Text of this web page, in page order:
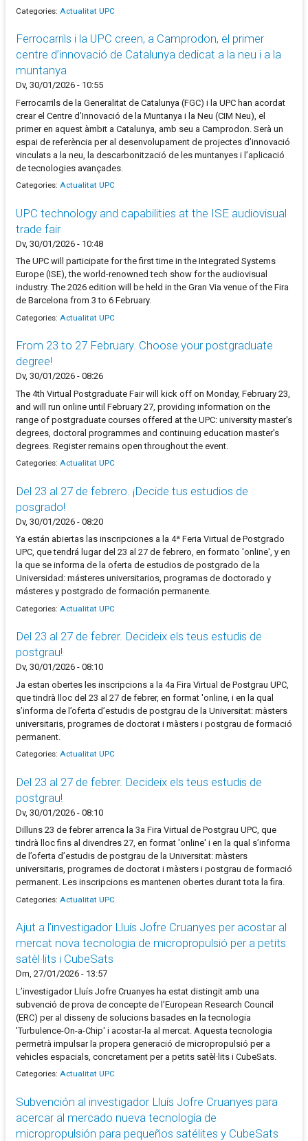
Categories: Actualitat UPC
Ferrocarrils i la UPC creen, a Camprodon, el primer
centre d’innovació de Catalunya dedicat a la neu i a la
muntanya
Dv, 30/01/2026 - 10:55
Ferrocarrils de la Generalitat de Catalunya (FGC) i la UPC han acordat
crear el Centre d’Innovació de la Muntanya i la Neu (CIM Neu), el
primer en aquest àmbit a Catalunya, amb seu a Camprodon. Serà un
espai de referència per al desenvolupament de projectes d’innovació
vinculats a la neu, la descarbonització de les muntanyes i l’aplicació
de tecnologies avançades.
Categories: Actualitat UPC
UPC technology and capabilities at the ISE audiovisual
trade fair
Dv, 30/01/2026 - 10:48
The UPC will participate for the first time in the Integrated Systems
Europe (ISE), the world-renowned tech show for the audiovisual
industry. The 2026 edition will be held in the Gran Via venue of the Fira
de Barcelona from 3 to 6 February.
Categories: Actualitat UPC
From 23 to 27 February. Choose your postgraduate
degree!
Dv, 30/01/2026 - 08:26
The 4th Virtual Postgraduate Fair will kick off on Monday, February 23,
and will run online until February 27, providing information on the
range of postgraduate courses offered at the UPC: university master's
degrees, doctoral programmes and continuing education master's
degrees. Register remains open throughout the event.
Categories: Actualitat UPC
Del 23 al 27 de febrero. ¡Decide tus estudios de
posgrado!
Dv, 30/01/2026 - 08:20
Ya están abiertas las inscripciones a la 4ª Feria Virtual de Postgrado
UPC, que tendrá lugar del 23 al 27 de febrero, en formato 'online', y en
la que se informa de la oferta de estudios de postgrado de la
Universidad: másteres universitarios, programas de doctorado y
másteres y postgrado de formación permanente.
Categories: Actualitat UPC
Del 23 al 27 de febrer. Decideix els teus estudis de
postgrau!
Dv, 30/01/2026 - 08:10
Ja estan obertes les inscripcions a la 4a Fira Virtual de Postgrau UPC,
que tindrà lloc del 23 al 27 de febrer, en format 'online, i en la qual
s’informa de l’oferta d’estudis de postgrau de la Universitat: màsters
universitaris, programes de doctorat i màsters i postgrau de formació
permanent.
Categories: Actualitat UPC
Del 23 al 27 de febrer. Decideix els teus estudis de
postgrau!
Dv, 30/01/2026 - 08:10
Dilluns 23 de febrer arrenca la 3a Fira Virtual de Postgrau UPC, que
tindrà lloc fins al divendres 27, en format 'online' i en la qual s’informa
de l’oferta d’estudis de postgrau de la Universitat: màsters
universitaris, programes de doctorat i màsters i postgrau de formació
permanent. Les inscripcions es mantenen obertes durant tota la fira.
Categories: Actualitat UPC
Ajut a l’investigador Lluís Jofre Cruanyes per acostar al
mercat nova tecnologia de micropropulsió per a petits
satèl·lits i CubeSats
Dm, 27/01/2026 - 13:57
L’investigador Lluís Jofre Cruanyes ha estat distingit amb una
subvenció de prova de concepte de l’European Research Council
(ERC) per al disseny de solucions basades en la tecnologia
'Turbulence-On-a-Chip' i acostar-la al mercat. Aquesta tecnologia
permetrà impulsar la propera generació de micropropulsió per a
vehicles espacials, concretament per a petits satèl·lits i CubeSats.
Categories: Actualitat UPC
Subvención al investigador Lluís Jofre Cruanyes para
acercar al mercado nueva tecnología de
micropropulsión para pequeños satélites y CubeSats